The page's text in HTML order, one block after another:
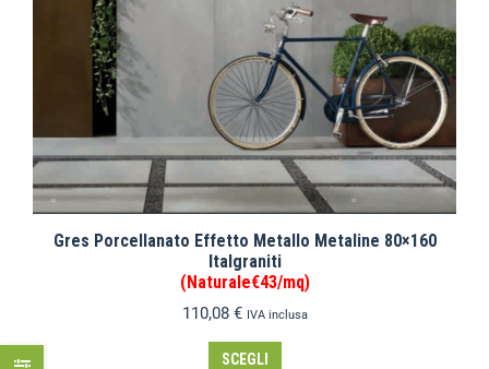
Gres Porcellanato Effetto Metallo Metaline 80×160
Italgraniti
(Naturale€43/mq)
110,08 € IVA inclusa
SCEGLI